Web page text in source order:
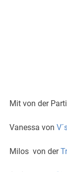
Mit von der
Vanessa von
Milos von der